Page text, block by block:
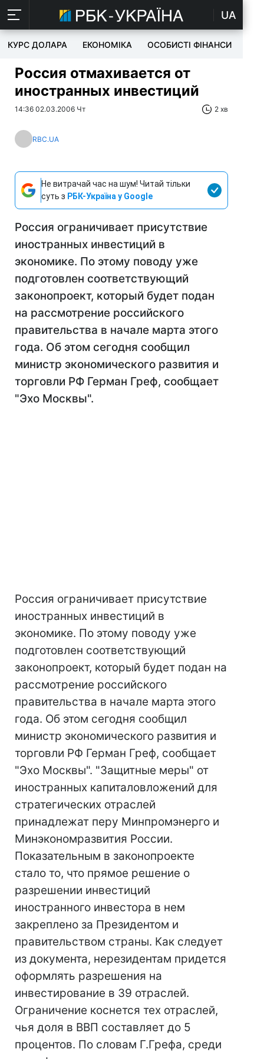
UA
КУРС ДОЛАРА ЕКОНОМІКА ОСОБИСТІ ФІНАНСИ
Россия отмахивается от
иностранных инвестиций
14:36 02.03.2006 Чт 2 хв
RBC.UA
Не витрачай час на шум! Читай тільки
суть з РБК-Україна у Google
Россия ограничивает присутствие
иностранных инвестиций в
экономике. По этому поводу уже
подготовлен соответствующий
законопроект, который будет подан
на рассмотрение российского
правительства в начале марта этого
года. Об этом сегодня сообщил
министр экономического развития и
торговли РФ Герман Греф, сообщает
"Эхо Москвы".
Россия ограничивает присутствие
иностранных инвестиций в
экономике. По этому поводу уже
подготовлен соответствующий
законопроект, который будет подан на
рассмотрение российского
правительства в начале марта этого
года. Об этом сегодня сообщил
министр экономического развития и
торговли РФ Герман Греф, сообщает
"Эхо Москвы". "Защитные меры" от
иностранных капиталовложений для
стратегических отраслей
принадлежат перу Минпромэнерго и
Минэкономразвития России.
Показательным в законопроекте
стало то, что прямое решение о
разрешении инвестиций
иностранного инвестора в нем
закреплено за Президентом и
правительством страны. Как следует
из документа, нерезидентам придется
оформлять разрешения на
инвестирование в 39 отраслей.
Ограничение коснется тех отраслей,
чья доля в ВВП составляет до 5
процентов. По словам Г.Грефа, среди